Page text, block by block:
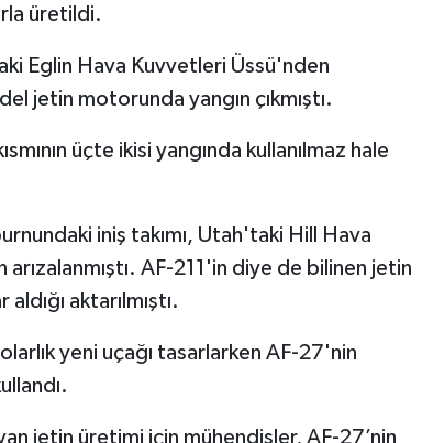
üretildi.
Eglin Hava Kuvvetleri Üssü'nden
jetin motorunda yangın çıkmıştı.
üçte ikisi yangında kullanılmaz hale
iniş takımı, Utah'taki Hill Hava
AF-211'in diye de bilinen jetin
aldığı aktarılmıştı.
yeni uçağı tasarlarken AF-27'nin
jetin üretimi için mühendisler, AF-27’nin